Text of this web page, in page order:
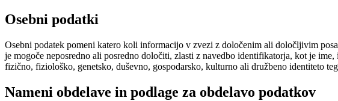
Osebni podatki
Osebni podatek pomeni katero koli informacijo v zvezi z določenim ali določljivim
je mogoče neposredno ali posredno določiti, zlasti z navedbo identifikatorja, kot je
fizično, fiziološko, genetsko, duševno, gospodarsko, kulturno ali družbeno identiteto
Nameni obdelave in podlage za obdelavo podatkov